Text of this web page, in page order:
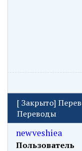
[Закрыто]
Переводы
newveshiea
Пользователь